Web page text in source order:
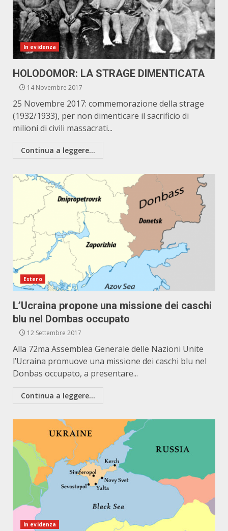
In evidenza
HOLODOMOR: LA STRAGE DIMENTICATA
14 Novembre 2017
25 Novembre 2017: commemorazione della strage
(1932/1933), per non dimenticare il sacrificio di
milioni di civili massacrati...
Continua a leggere...
Estero
L’Ucraina propone una missione dei caschi
blu nel Dombas occupato
12 Settembre 2017
Alla 72ma Assemblea Generale delle Nazioni Unite
l’Ucraina promuove una missione dei caschi blu nel
Donbas occupato, a presentare...
Continua a leggere...
In evidenza